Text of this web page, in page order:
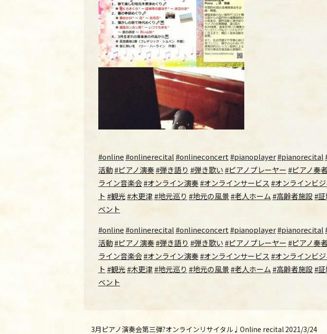
#online#onlinerecital#onlineconcert#pianoplayer#pianorecital
活動#ピアノ演奏#弾き語り #弾き歌い#ピアノプレーヤー #ピアノ奏
ライン音楽会#オンライン演奏#オンラインサービス#オンラインビ
ト #観光#木更津#地元巡り #地元の風景#老人ホーム#高齢者施設#
ベント
#online#onlinerecital#onlineconcert#pianoplayer#pianorecital
活動#ピアノ演奏#弾き語り #弾き歌い#ピアノプレーヤー #ピアノ奏
ライン音楽会#オンライン演奏#オンラインサービス#オンラインビ
ト #観光#木更津#地元巡り #地元の風景#老人ホーム#高齢者施設#
ベント
3月ピアノ演奏会第三弾?オンラインリサイタル♩Online recital 2021/3/24